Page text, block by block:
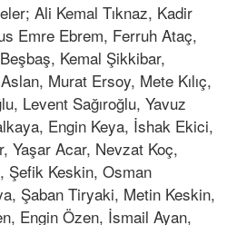
Ali Kemal Tıknaz, Kadir
Emre Ebrem, Ferruh Ataç,
Kemal Şikkibar,
Murat Ersoy, Mete Kılıç,
Levent Sağıroğlu, Yavuz
Engin Keya, İshak Ekici,
Yaşar Acar, Nevzat Koç,
Şefik Keskin, Osman
Şaban Tiryaki, Metin Keskin,
Engin Özen, İsmail Ayan,